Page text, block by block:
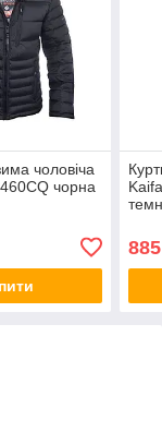
чоловіча
чорна
885